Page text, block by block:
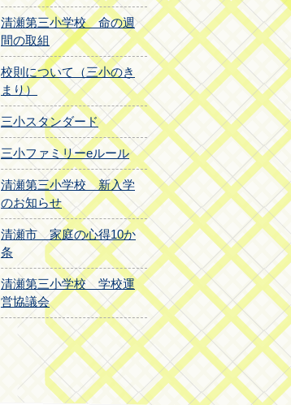
清瀬第三小学校 命の週
間の取組
校則について（三小のき
まり）
三小スタンダード
三小ファミリーeルール
清瀬第三小学校 新入学
のお知らせ
清瀬市 家庭の心得10か
条
清瀬第三小学校 学校運
営協議会